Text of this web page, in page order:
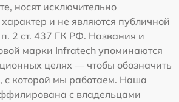
носят исключительно
и не являются публичной
2 ст. 437 ГК РФ. Названия и
марки Infratech упоминаются
целях — чтобы обозначить
с которой мы работаем. Наша
с владельцами